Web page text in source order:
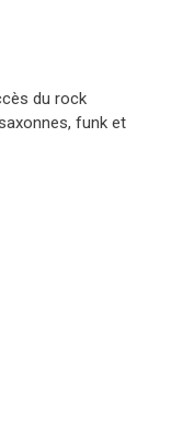
du rock
funk et